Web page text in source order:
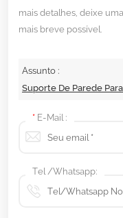
mais detalhes, deixe
mais breve possível.
Assunto :
Suporte De Parede
* E-Mail :
Tel /Whatsapp: